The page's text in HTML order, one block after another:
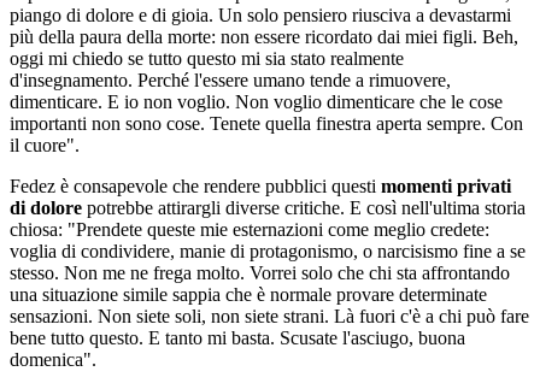
piango di dolore e di gioia. Un solo pensiero riusciva a devastarmi
più della paura della morte: non essere ricordato dai miei figli. Beh,
oggi mi chiedo se tutto questo mi sia stato realmente
d'insegnamento. Perché l'essere umano tende a rimuovere,
dimenticare. E io non voglio. Non voglio dimenticare che le cose
importanti non sono cose. Tenete quella finestra aperta sempre. Con
il cuore".
Fedez è consapevole che rendere pubblici questi momenti privati
di dolore potrebbe attirargli diverse critiche. E così nell'ultima storia
chiosa: "Prendete queste mie esternazioni come meglio credete:
voglia di condividere, manie di protagonismo, o narcisismo fine a se
stesso. Non me ne frega molto. Vorrei solo che chi sta affrontando
una situazione simile sappia che è normale provare determinate
sensazioni. Non siete soli, non siete strani. Là fuori c'è a chi può fare
bene tutto questo. E tanto mi basta. Scusate l'asciugo, buona
domenica".